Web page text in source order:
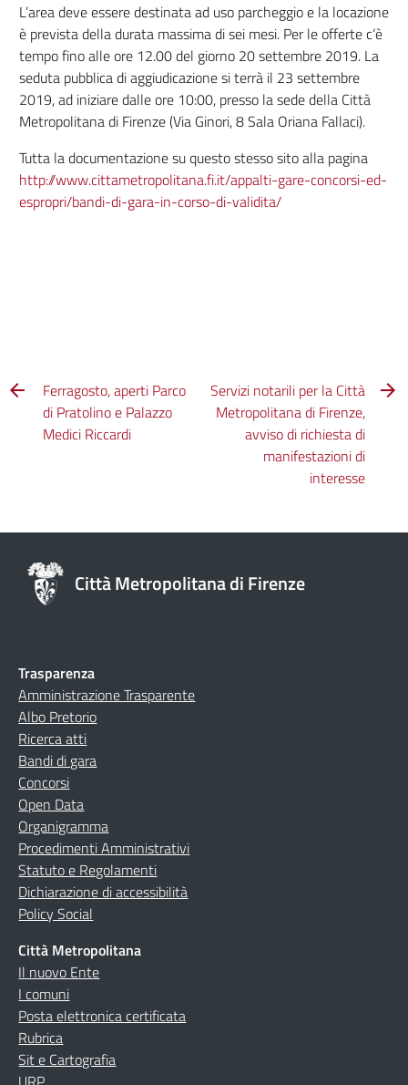
L’area deve essere destinata ad uso parcheggio e la locazione
è prevista della durata massima di sei mesi. Per le offerte c’è
tempo fino alle ore 12.00 del giorno 20 settembre 2019. La
seduta pubblica di aggiudicazione si terrà il 23 settembre
2019, ad iniziare dalle ore 10:00, presso la sede della Città
Metropolitana di Firenze (Via Ginori, 8 Sala Oriana Fallaci).
Tutta la documentazione su questo stesso sito alla pagina
http://www.cittametropolitana.fi.it/appalti-gare-concorsi-ed-
espropri/bandi-di-gara-in-corso-di-validita/
Ferragosto, aperti Parco
di Pratolino e Palazzo
Medici Riccardi
Servizi notarili per la Città
Metropolitana di Firenze,
avviso di richiesta di
manifestazioni di
interesse
Città Metropolitana di Firenze
Trasparenza
Amministrazione Trasparente
Albo Pretorio
Ricerca atti
Bandi di gara
Concorsi
Open Data
Organigramma
Procedimenti Amministrativi
Statuto e Regolamenti
Dichiarazione di accessibilità
Policy Social
Città Metropolitana
Il nuovo Ente
I comuni
Posta elettronica certificata
Rubrica
Sit e Cartografia